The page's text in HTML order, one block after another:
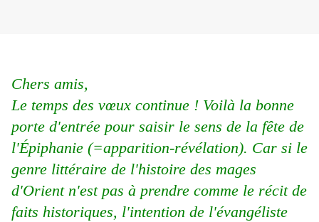
Chers amis,
Le temps des vœux continue ! Voilà la bonne
porte d'entrée pour saisir le sens de la fête de
l'Épiphanie (=apparition-révélation). Car si le
genre littéraire de l'histoire des mages
d'Orient n'est pas à prendre comme le récit de
faits historiques, l'intention de l'évangéliste